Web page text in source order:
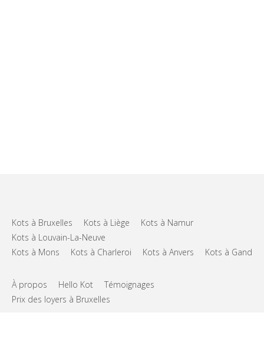
Kots à Bruxelles Kots à Liège
Kots à Namur
Kots à Louvain-La-Neuve
Kots à Mons
Kots à Charleroi Kots à Anvers Kots à Gand
À propos Hello Kot
Témoignages
Prix des loyers à Bruxelles